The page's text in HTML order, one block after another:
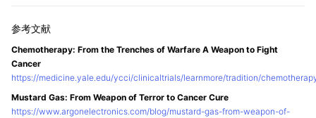
Chemotherapy: From the Trenches of Warfare A Weapon to Fight
Cancer
https://medicine.yale.edu/ycci/clinicaltrials/learnmore/tradition/
Mustard Gas: From Weapon of Terror to Cancer Cure
https://www.argonelectronics.com/blog/mustard-gas-from-weapon-of-